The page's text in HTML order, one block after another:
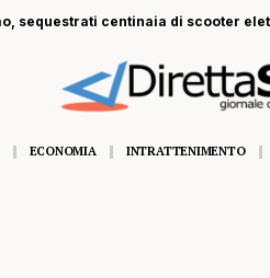
ECONOMIA INTRATTENIMENTO